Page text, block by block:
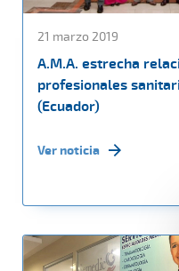
21 marzo 2019
A.M.A. estrecha
profesionales
(Ecuador)
Ver noticia